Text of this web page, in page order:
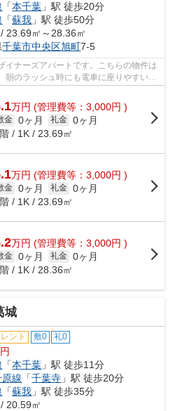
「本千葉 」駅 徒歩20分
「蘇我 」駅 徒歩50分
23.69㎡～28.36㎡
千葉市中央区旭町7-5
イナーズアパートです。こちらの物件は
朝のラッシュ時にも電車に座りやすいで
...
万円 (管理費等：3,000円 )
金 0ヶ月 礼金 0ヶ月
/ 1K / 23.69㎡
万円 (管理費等：3,000円 )
金 0ヶ月 礼金 0ヶ月
/ 1K / 23.69㎡
万円 (管理費等：3,000円 )
金 0ヶ月 礼金 0ヶ月
/ 1K / 28.36㎡
城
ント 敷0 礼0
「本千葉 」駅 徒歩11分
線 「千葉寺 」駅 徒歩20分
「蘇我 」駅 徒歩35分
20.59㎡